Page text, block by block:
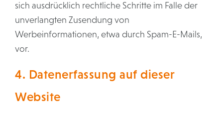
sich ausdrücklich rechtliche Schritte im Falle der
unverlangten Zusendung von
Werbeinformationen, etwa durch Spam-E-Mails,
vor.
4. Datenerfassung auf dieser
Website